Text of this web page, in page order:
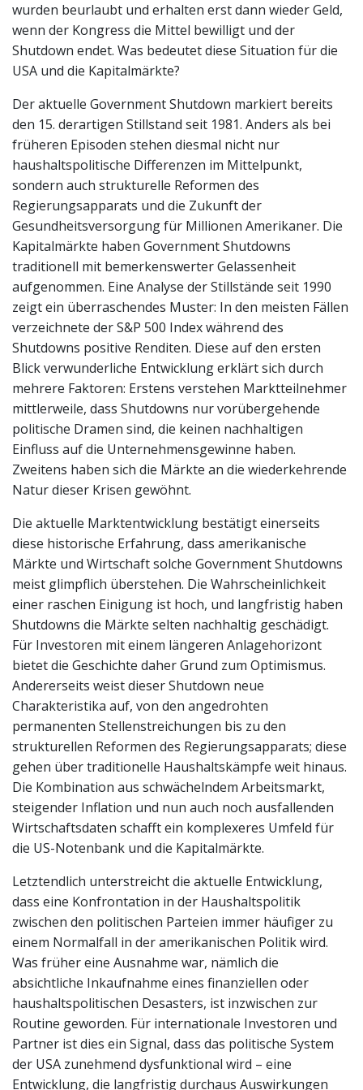
wurden beurlaubt und erhalten erst dann wieder Geld,
wenn der Kongress die Mittel bewilligt und der
Shutdown endet. Was bedeutet diese Situation für die
USA und die Kapitalmärkte?
Der aktuelle Government Shutdown markiert bereits
den 15. derartigen Stillstand seit 1981. Anders als bei
früheren Episoden stehen diesmal nicht nur
haushaltspolitische Differenzen im Mittelpunkt,
sondern auch strukturelle Reformen des
Regierungsapparats und die Zukunft der
Gesundheitsversorgung für Millionen Amerikaner. Die
Kapitalmärkte haben Government Shutdowns
traditionell mit bemerkenswerter Gelassenheit
aufgenommen. Eine Analyse der Stillstände seit 1990
zeigt ein überraschendes Muster: In den meisten Fällen
verzeichnete der S&P 500 Index während des
Shutdowns positive Renditen. Diese auf den ersten
Blick verwunderliche Entwicklung erklärt sich durch
mehrere Faktoren: Erstens verstehen Marktteilnehmer
mittlerweile, dass Shutdowns nur vorübergehende
politische Dramen sind, die keinen nachhaltigen
Einfluss auf die Unternehmensgewinne haben.
Zweitens haben sich die Märkte an die wiederkehrende
Natur dieser Krisen gewöhnt.
Die aktuelle Marktentwicklung bestätigt einerseits
diese historische Erfahrung, dass amerikanische
Märkte und Wirtschaft solche Government Shutdowns
meist glimpflich überstehen. Die Wahrscheinlichkeit
einer raschen Einigung ist hoch, und langfristig haben
Shutdowns die Märkte selten nachhaltig geschädigt.
Für Investoren mit einem längeren Anlagehorizont
bietet die Geschichte daher Grund zum Optimismus.
Andererseits weist dieser Shutdown neue
Charakteristika auf, von den angedrohten
permanenten Stellenstreichungen bis zu den
strukturellen Reformen des Regierungsapparats; diese
gehen über traditionelle Haushaltskämpfe weit hinaus.
Die Kombination aus schwächelndem Arbeitsmarkt,
steigender Inflation und nun auch noch ausfallenden
Wirtschaftsdaten schafft ein komplexeres Umfeld für
die US-Notenbank und die Kapitalmärkte.
Letztendlich unterstreicht die aktuelle Entwicklung,
dass eine Konfrontation in der Haushaltspolitik
zwischen den politischen Parteien immer häufiger zu
einem Normalfall in der amerikanischen Politik wird.
Was früher eine Ausnahme war, nämlich die
absichtliche Inkaufnahme eines finanziellen oder
haushaltspolitischen Desasters, ist inzwischen zur
Routine geworden. Für internationale Investoren und
Partner ist dies ein Signal, dass das politische System
der USA zunehmend dysfunktional wird – eine
Entwicklung, die langfristig durchaus Auswirkungen